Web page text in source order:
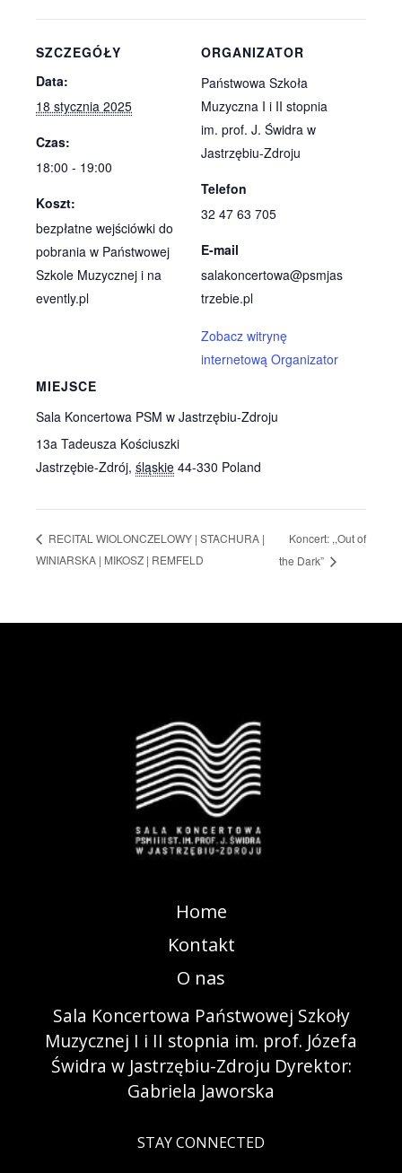
SZCZEGÓŁY
Data:
18 stycznia 2025
Czas:
18:00 - 19:00
Koszt:
bezpłatne wejściówki do
pobrania w Państwowej
Szkole Muzycznej i na
evently.pl
MIEJSCE
Sala Koncertowa PSM w Jastrzębiu-Zdroju
13a Tadeusza Kościuszki
Jastrzębie-Zdrój, śląskie 44-330 Poland
ORGANIZATOR
Państwowa Szkoła
Muzyczna I i II stopnia
im. prof. J. Świdra w
Jastrzębiu-Zdroju
Telefon
32 47 63 705
E-mail
salakoncertowa@psmjas
trzebie.pl
Zobacz witrynę
internetową Organizator
RECITAL WIOLONCZELOWY | STACHURA |
WINIARSKA | MIKOSZ | REMFELD
Koncert: ,,Out of
the Dark”
Home
Kontakt
O nas
Sala Koncertowa Państwowej Szkoły
Muzycznej I i II stopnia im. prof. Józefa
Świdra w Jastrzębiu-Zdroju Dyrektor:
Gabriela Jaworska
STAY CONNECTED